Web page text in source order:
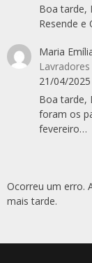
Boa tarde,
Resende e
Maria
21/04/2025
Boa tarde,
foram os
fevereiro…
Ocorreu um erro.
mais tarde.